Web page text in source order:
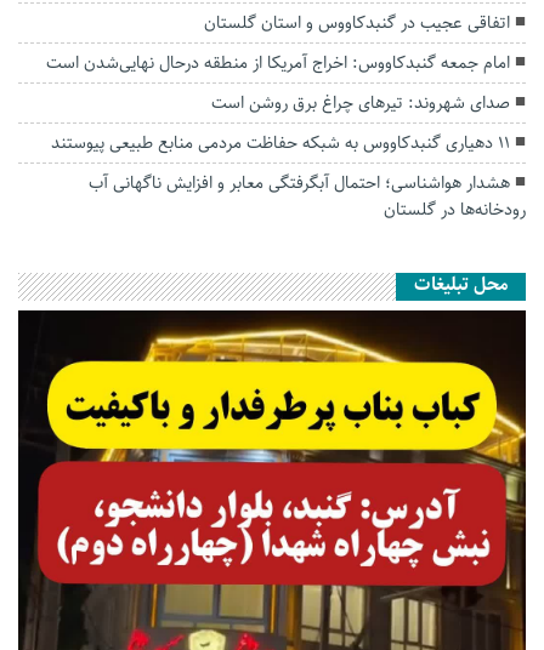
اتفاقی عجیب در‌ گنبدکاووس و استان گلستان
امام جمعه گنبدکاووس: اخراج آمریکا از منطقه درحال نهایی‌شدن است
صدای شهروند: تیرهای چراغ برق روشن است
۱۱ دهیاری گنبدکاووس به شبکه حفاظت مردمی منابع طبیعی پیوستند
هشدار هواشناسی؛ احتمال آبگرفتگی معابر و افزایش ناگهانی آب
رودخانه‌ها در گلستان
محل تبلیغات